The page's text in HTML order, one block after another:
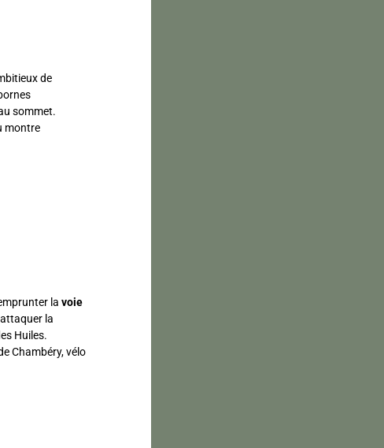
de
sommet.
montre
la voie
la
Huiles.
Chambéry, vélo